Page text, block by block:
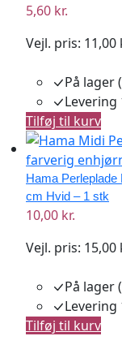
5,60 kr.
Vejl. pris: 11,00
På lager
Levering
Tilføj til kurv
Hama Perleplade
cm Hvid – 1 stk
10,00 kr.
Vejl. pris: 15,00
På lager
Levering
Tilføj til kurv